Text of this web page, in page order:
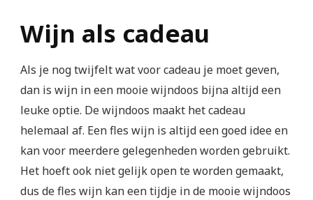
Wijn als cadeau
Als je nog twijfelt wat voor cadeau je moet geven,
dan is wijn in een mooie wijndoos bijna altijd een
leuke optie. De wijndoos maakt het cadeau
helemaal af. Een fles wijn is altijd een goed idee en
kan voor meerdere gelegenheden worden gebruikt.
Het hoeft ook niet gelijk open te worden gemaakt,
dus de fles wijn kan een tijdje in de mooie wijndoos